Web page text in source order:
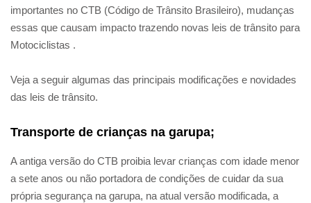
importantes no CTB (Código de Trânsito Brasileiro), mudanças
essas que causam impacto trazendo novas leis de trânsito para
Motociclistas .
Veja a seguir algumas das principais modificações e novidades
das leis de trânsito.
Transporte de crianças na garupa;
A antiga versão do CTB proibia levar crianças com idade menor
a sete anos ou não portadora de condições de cuidar da sua
própria segurança na garupa, na atual versão modificada, a